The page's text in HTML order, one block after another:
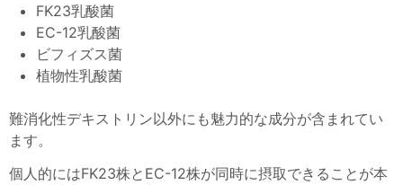
FK23乳酸菌
EC-12乳酸菌
ビフィズス菌
植物性乳酸菌
難消化性デキストリン以外にも魅力的な成分が含まれてい
ます。
個人的にはFK23株とEC-12株が同時に摂取できることが本